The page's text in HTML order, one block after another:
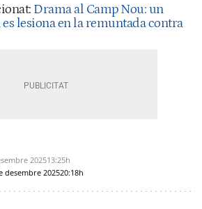
Drama al Camp Nou: un
lesiona en la remuntada contra
202513:25h
desembre 202520:18h